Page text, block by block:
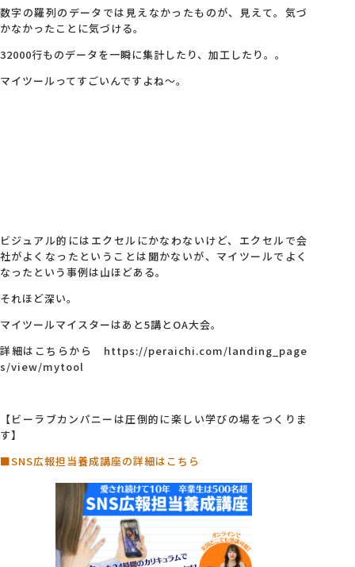
数字の羅列のデータでは見えなかったものが、見えて。気づ
かなかったことに気づける。
32000行ものデータを一瞬に集計したり、加工したり。。
マイツールってすごいんですよね～。
ビジュアル的にはエクセルにかなわないけど、エクセルで会
社がよくなったということは聞かないが、マイツールでよく
なったという事例は山ほどある。
それほど深い。
マイツールマイスターはあと5講とOA大会。
詳細はこちらから https://peraichi.com/landing_page
s/view/mytool
【ビーラブカンパニーは圧倒的に楽しい学びの場をつくりま
す】
■SNS広報担当養成講座の詳細はこちら